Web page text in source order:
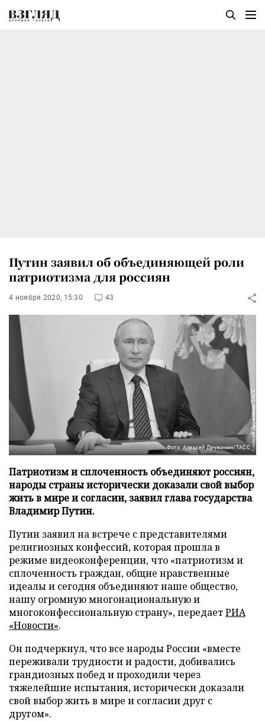
Путин заявил об объединяющей роли
патриотизма для россиян
4 ноября 2020, 15:30 43
Фото: Алексей Дружинин/ТАСС
Патриотизм и сплоченность объединяют россиян,
народы страны исторически доказали свой выбор
жить в мире и согласии, заявил глава государства
Владимир Путин.
Путин заявил на встрече с представителями
религиозных конфессий, которая прошла в
режиме видеоконференции, что «патриотизм и
сплоченность граждан, общие нравственные
идеалы и сегодня объединяют наше общество,
нашу огромную многонациональную и
многоконфессиональную страну», передаетРИА
«Новости».
Он подчеркнул, что все народы России «вместе
переживали трудности и радости, добивались
грандиозных побед и проходили через
тяжелейшие испытания, исторически доказали
свой выбор жить в мире и согласии друг с
другом».